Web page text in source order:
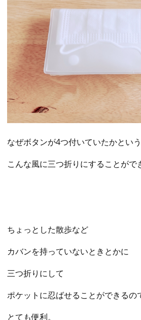
なぜボタンが4つ付いていたかとい
こんな風に三つ折りにすることがで
ちょっとした散歩など
カバンを持っていないときとかに
三つ折りにして
ポケットに忍ばせることができるの
とても便利。